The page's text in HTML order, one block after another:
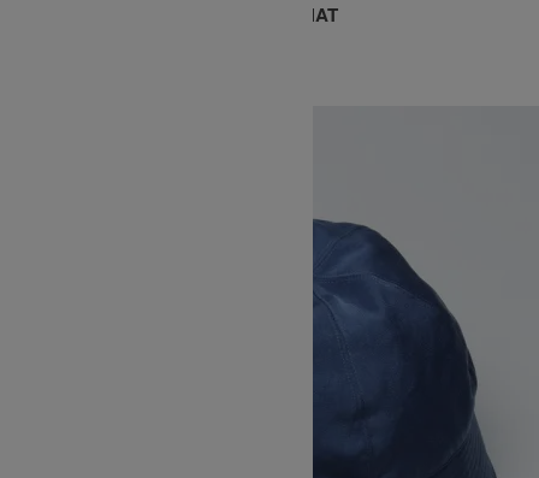
POLY LINEN CHAMBRAY BUCKET HAT